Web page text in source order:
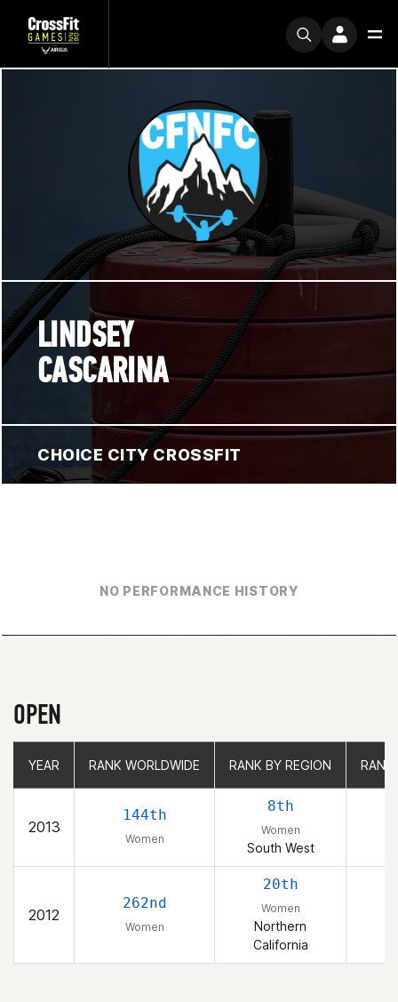
LINDSEY
CASCARINA
CHOICE CITY CROSSFIT
NO PERFORMANCE HISTORY
OPEN
YEAR RANK WORLDWIDE RANK BY REGION RANK
2013
144th
Women
8th
Women
South West
2012
262nd
Women
20th
Women
Northern
California
YEAR RANK WORLDWIDE RANK BY REGION RANK